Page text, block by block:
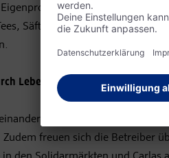
von selbst
Säften oder Kräutersalzen
Lebensmittel
Initiative soll das
Zudem freuen sich die Betreiber